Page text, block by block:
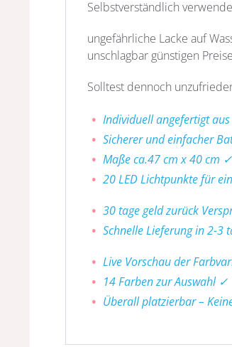
Selbstverständlich
ungefährliche Lacke auf
unschlagbar günstigen
Solltest dennoch
Individuell angefertigt
Sicherer und einfacher
Maße ca.47 cm x 40 cm ✓
20 LED Lichtpunkte für
30 tage geld zurück
Schnelle Lieferung in 2-3
Live Vorschau der
14 Farben zur Auswahl ✓
Überall platzierbar –